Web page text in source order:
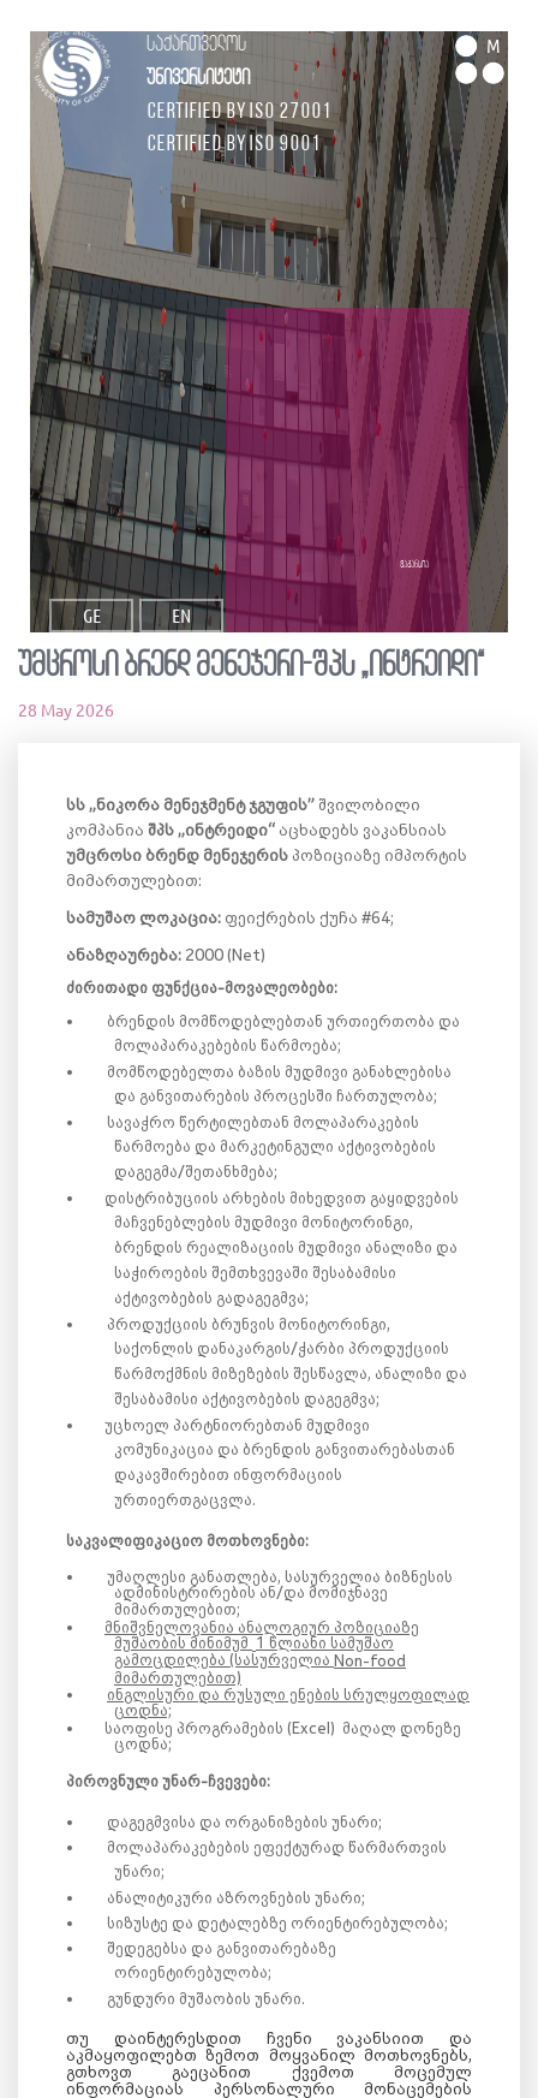
საქართველოს
უნივერსიტეტი
Certified by ISO 27001
Certified by ISO 9001
M
GE EN
ვაკანსია
უმცროსი ბრენდ მენეჯერი-შპს „ინტრეიდი“
28 May 2026
სს „ნიკორა მენეჯმენტ ჯგუფის” შვილობილი
კომპანია შპს „ინტრეიდი“ აცხადებს ვაკანსიას
უმცროსი ბრენდ მენეჯერის პოზიციაზე იმპორტის
მიმართულებით:
სამუშაო ლოკაცია: ფეიქრების ქუჩა #64;
ანაზღაურება: 2000 (Net)
ძირითადი ფუნქცია-მოვალეობები:
ბრენდის მომწოდებლებთან ურთიერთობა და
მოლაპარაკებების წარმოება;
მომწოდებელთა ბაზის მუდმივი განახლებისა
და განვითარების პროცესში ჩართულობა;
სავაჭრო წერტილებთან მოლაპარაკების
წარმოება და მარკეტინგული აქტივობების
დაგეგმა/შეთანხმება;
დისტრიბუციის არხების მიხედვით გაყიდვების
მაჩვენებლების მუდმივი მონიტორინგი,
ბრენდის რეალიზაციის მუდმივი ანალიზი და
საჭიროების შემთხვევაში შესაბამისი
აქტივობების გადაგეგმვა;
პროდუქციის ბრუნვის მონიტორინგი,
საქონლის დანაკარგის/ჭარბი პროდუქციის
წარმოქმნის მიზეზების შესწავლა, ანალიზი და
შესაბამისი აქტივობების დაგეგმვა;
უცხოელ პარტნიორებთან მუდმივი
კომუნიკაცია და ბრენდის განვითარებასთან
დაკავშირებით ინფორმაციის
ურთიერთგაცვლა.
საკვალიფიკაციო მოთხოვნები:
უმაღლესი განათლება, სასურველია ბიზნესის
ადმინისტრირების ან/და მომიჯნავე
მიმართულებით;
მნიშვნელოვანია ანალოგიურ პოზიციაზე
მუშაობის მინიმუმ 1 წლიანი სამუშაო
გამოცდილება (სასურველია Non-food
მიმართულებით)
ინგლისური და რუსული ენების სრულყოფილად
ცოდნა;
საოფისე პროგრამების ( Excel) მაღალ დონეზე
ცოდნა;
პიროვნული უნარ-ჩვევები:
დაგეგმვისა და ორგანიზების უნარი;
მოლაპარაკებების ეფექტურად წარმართვის
უნარი;
ანალიტიკური აზროვნების უნარი;
სიზუსტე და დეტალებზე ორიენტირებულობა;
შედეგებსა და განვითარებაზე
ორიენტირებულობა;
გუნდური მუშაობის უნარი.
თუ დაინტერესდით ჩვენი ვაკანსიით და
აკმაყოფილებთ ზემოთ მოყვანილ მოთხოვნებს,
გთხოვთ გაეცანით ქვემოთ მოცემულ
ინფორმაციას პერსონალური მონაცემების